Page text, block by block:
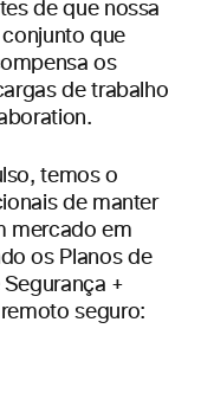
de que nossa
que
os
de trabalho
temos o
de manter
mercado em
os Planos de
+
seguro: